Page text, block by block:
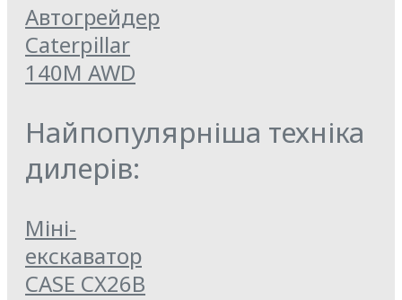
Автогрейдер
Caterpillar
140M AWD
Найпопулярніша техніка
дилерів:
Міні-
екскаватор
CASE CX26B